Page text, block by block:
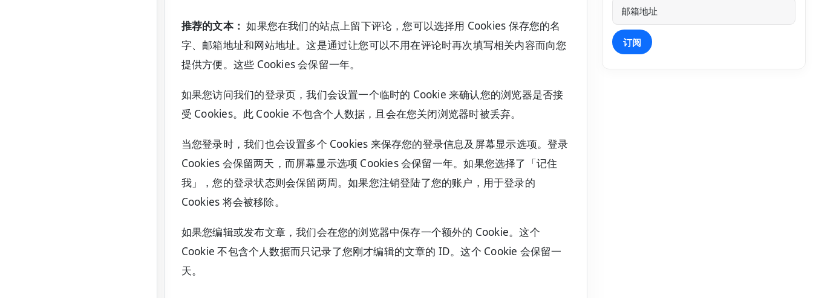
推荐的文本：如果您在我们的站点上留下评论，您可以选择用 Cookies 保存您的名
字、邮箱地址和网站地址。这是通过让您可以不用在评论时再次填写相关内容而向您
提供方便。这些 Cookies 会保留一年。
如果您访问我们的登录页，我们会设置一个临时的 Cookie 来确认您的浏览器是否接
受 Cookies。此 Cookie 不包含个人数据，且会在您关闭浏览器时被丢弃。
当您登录时，我们也会设置多个 Cookies 来保存您的登录信息及屏幕显示选项。登录
Cookies 会保留两天，而屏幕显示选项 Cookies 会保留一年。如果您选择了「记住
我」，您的登录状态则会保留两周。如果您注销登陆了您的账户，用于登录的
Cookies 将会被移除。
如果您编辑或发布文章，我们会在您的浏览器中保存一个额外的 Cookie。这个
Cookie 不包含个人数据而只记录了您刚才编辑的文章的 ID。这个 Cookie 会保留一
天。
订阅